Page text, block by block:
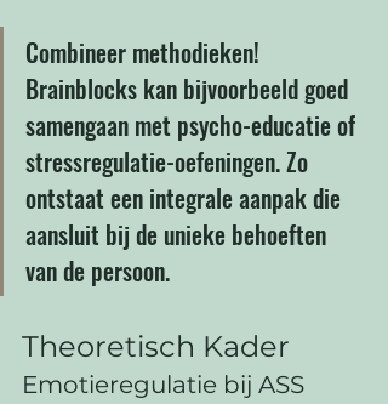
Combineer methodieken!
Brainblocks kan bijvoorbeeld goed
samengaan met psycho-educatie of
stressregulatie-oefeningen. Zo
ontstaat een integrale aanpak die
aansluit bij de unieke behoeften
van de persoon.
Theoretisch Kader
Emotieregulatie bij ASS